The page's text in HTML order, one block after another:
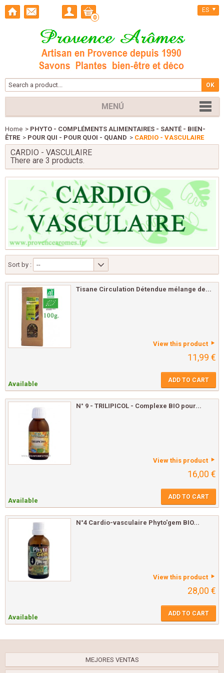
0
ES
MENÚ
Home > PHYTO - COMPLÉMENTS ALIMENTAIRES - SANTÉ - BIEN-
ÊTRE > POUR QUI - POUR QUOI - QUAND > CARDIO - VASCULAIRE
CARDIO - VASCULAIRE
There are 3 products.
Sort by : --
Tisane Circulation Détendue mélange de...
View this product
11,99 €
Available ADD TO CART
N° 9 - TRILIPICOL - Complexe BIO pour...
View this product
16,00 €
Available ADD TO CART
N°4 Cardio-vasculaire Phyto'gem BIO...
View this product
28,00 €
Available ADD TO CART
MEJORES VENTAS